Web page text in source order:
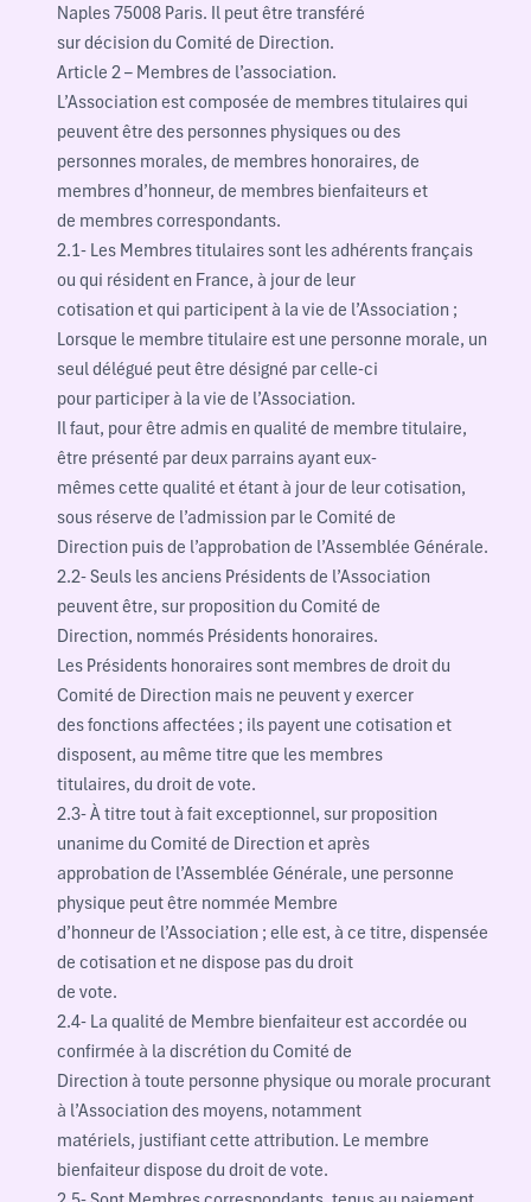
Naples 75008 Paris. Il peut être transféré
sur décision du Comité de Direction.
Article 2 – Membres de l’association.
L’Association est composée de membres titulaires qui
peuvent être des personnes physiques ou des
personnes morales, de membres honoraires, de
membres d’honneur, de membres bienfaiteurs et
de membres correspondants.
2.1- Les Membres titulaires sont les adhérents français
ou qui résident en France, à jour de leur
cotisation et qui participent à la vie de l’Association ;
Lorsque le membre titulaire est une personne morale, un
seul délégué peut être désigné par celle-ci
pour participer à la vie de l’Association.
Il faut, pour être admis en qualité de membre titulaire,
être présenté par deux parrains ayant eux-
mêmes cette qualité et étant à jour de leur cotisation,
sous réserve de l’admission par le Comité de
Direction puis de l’approbation de l’Assemblée Générale.
2.2- Seuls les anciens Présidents de l’Association
peuvent être, sur proposition du Comité de
Direction, nommés Présidents honoraires.
Les Présidents honoraires sont membres de droit du
Comité de Direction mais ne peuvent y exercer
des fonctions affectées ; ils payent une cotisation et
disposent, au même titre que les membres
titulaires, du droit de vote.
2.3- À titre tout à fait exceptionnel, sur proposition
unanime du Comité de Direction et après
approbation de l’Assemblée Générale, une personne
physique peut être nommée Membre
d’honneur de l’Association ; elle est, à ce titre, dispensée
de cotisation et ne dispose pas du droit
de vote.
2.4- La qualité de Membre bienfaiteur est accordée ou
confirmée à la discrétion du Comité de
Direction à toute personne physique ou morale procurant
à l’Association des moyens, notamment
matériels, justifiant cette attribution. Le membre
bienfaiteur dispose du droit de vote.